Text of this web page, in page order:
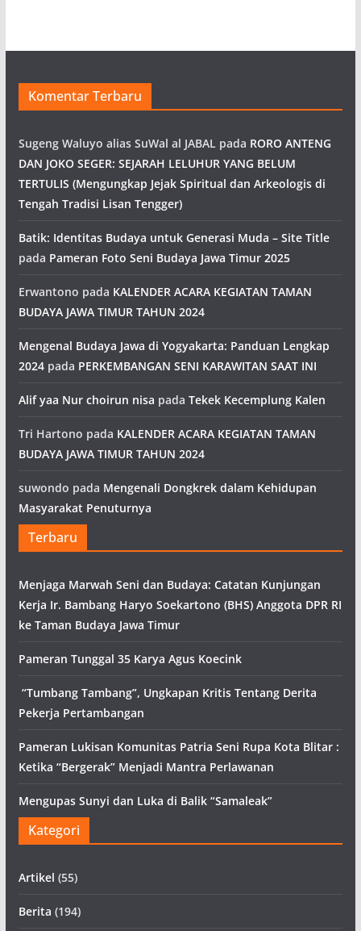
Komentar Terbaru
Sugeng Waluyo alias SuWal al JABAL pada RORO ANTENG
DAN JOKO SEGER: SEJARAH LELUHUR YANG BELUM
TERTULIS (Mengungkap Jejak Spiritual dan Arkeologis di
Tengah Tradisi Lisan Tengger)
Batik: Identitas Budaya untuk Generasi Muda – Site Title
pada Pameran Foto Seni Budaya Jawa Timur 2025
Erwantono pada KALENDER ACARA KEGIATAN TAMAN
BUDAYA JAWA TIMUR TAHUN 2024
Mengenal Budaya Jawa di Yogyakarta: Panduan Lengkap
2024pada PERKEMBANGAN SENI KARAWITAN SAAT INI
Alif yaa Nur choirun nisa pada Tekek Kecemplung Kalen
Tri Hartono pada KALENDER ACARA KEGIATAN TAMAN
BUDAYA JAWA TIMUR TAHUN 2024
suwondo pada Mengenali Dongkrek dalam Kehidupan
Masyarakat Penuturnya
Terbaru
Menjaga Marwah Seni dan Budaya: Catatan Kunjungan
Kerja Ir. Bambang Haryo Soekartono (BHS) Anggota DPR RI
ke Taman Budaya Jawa Timur
Pameran Tunggal 35 Karya Agus Koecink
“Tumbang Tambang”, Ungkapan Kritis Tentang Derita
Pekerja Pertambangan
Pameran Lukisan Komunitas Patria Seni Rupa Kota Blitar :
Ketika “Bergerak” Menjadi Mantra Perlawanan
Mengupas Sunyi dan Luka di Balik “Samaleak”
Kategori
Artikel (55)
Berita (194)